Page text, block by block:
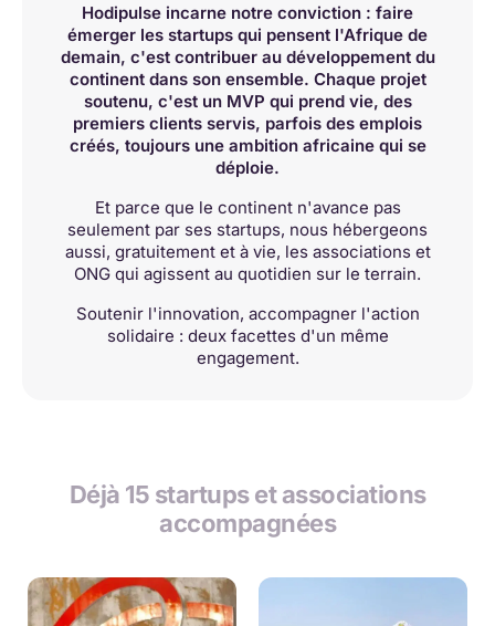
Hodipulse incarne notre conviction : faire
émerger les startups qui pensent l'Afrique de
demain, c'est contribuer au développement du
continent dans son ensemble. Chaque projet
soutenu, c'est un MVP qui prend vie, des
premiers clients servis, parfois des emplois
créés, toujours une ambition africaine qui se
déploie.
Et parce que le continent n'avance pas
seulement par ses startups, nous hébergeons
aussi, gratuitement et à vie, les associations et
ONG qui agissent au quotidien sur le terrain.
Soutenir l'innovation, accompagner l'action
solidaire : deux facettes d'un même
engagement.
Déjà 15 startups et associations
accompagnées